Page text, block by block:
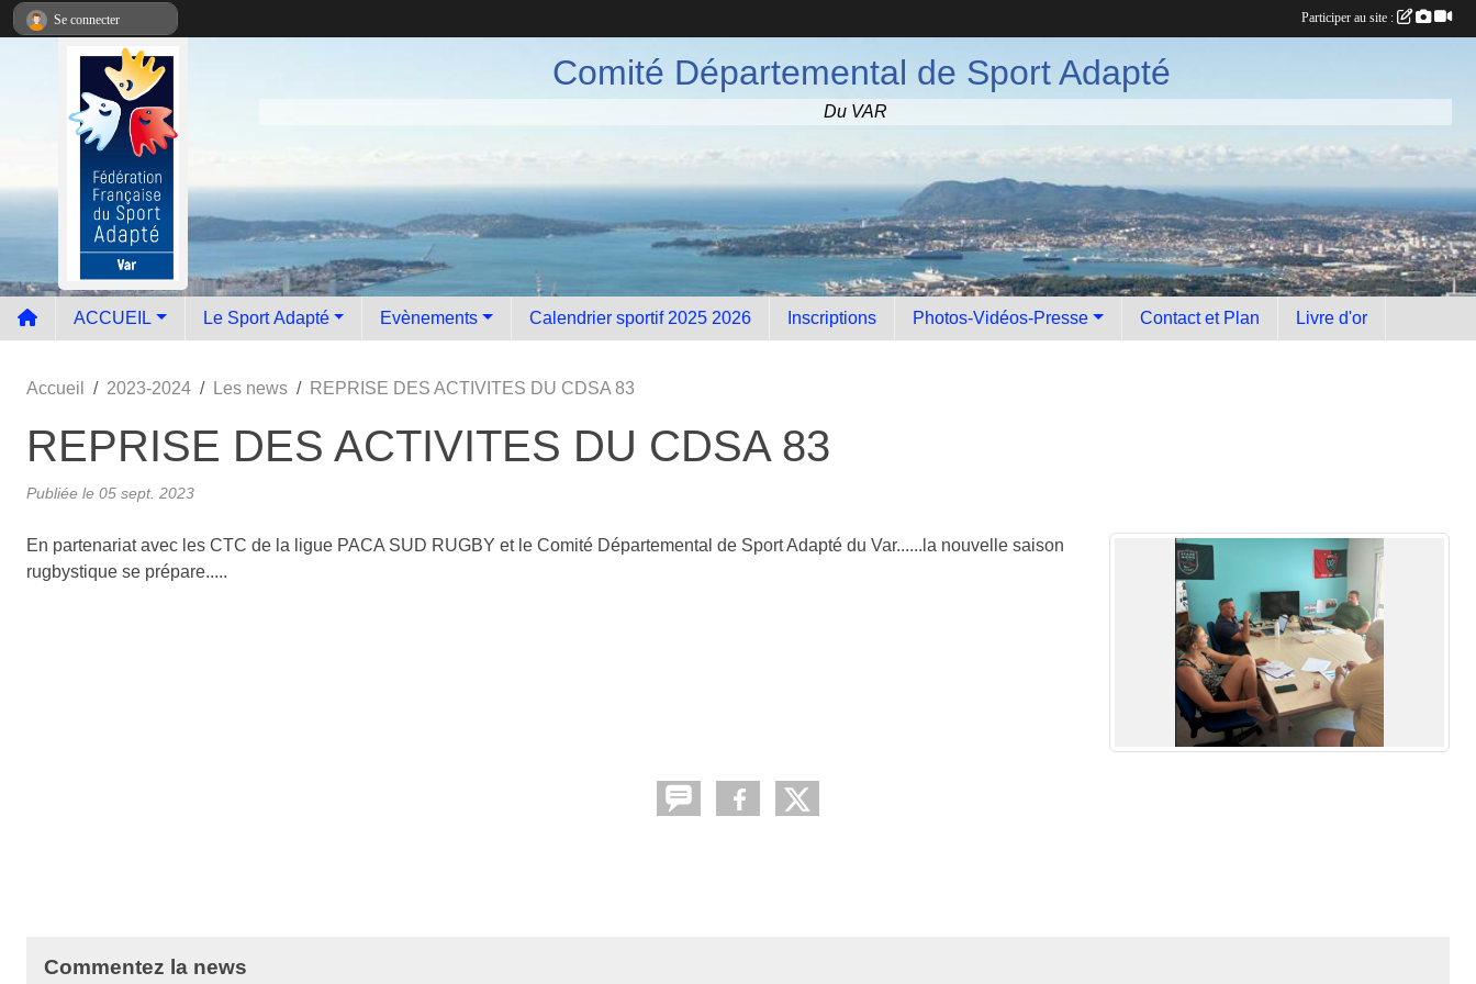
Comité Départemental de Sport Adapté
Du VAR
ACCUEIL Le Sport Adapté Evènements Calendrier sportif 2025 2026 Inscriptions Photos-Vidéos-Presse Contact et Plan Livre d'or
Accueil 2023-2024 Les news REPRISE DES ACTIVITES DU CDSA 83
REPRISE DES ACTIVITES DU CDSA 83
Publiée le 05 sept. 2023
En partenariat avec les CTC de la ligue PACA SUD RUGBY et le Comité Départemental de Sport Adapté du Var......la nouvelle saison
rugbystique se prépare.....
Commentez la news
Se connecter Participer au site :
Panneau de gestion des cookies